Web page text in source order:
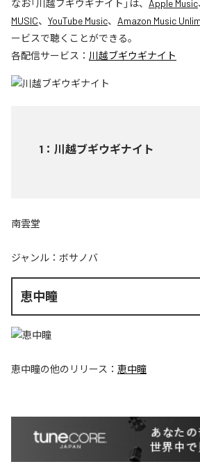
なお「 川越ブギウギナイト 」は、 Apple Music
MUSIC、 YouTube Music、 Amazon Music
ービスで聴くことができる。
各配信サービス： 川越ブギウギナイト
1 ： 川越ブギウギナイト
南雲堂
ジャンル： ボサノバ
恵中瞳
恵中瞳の他のリリース： 恵中瞳